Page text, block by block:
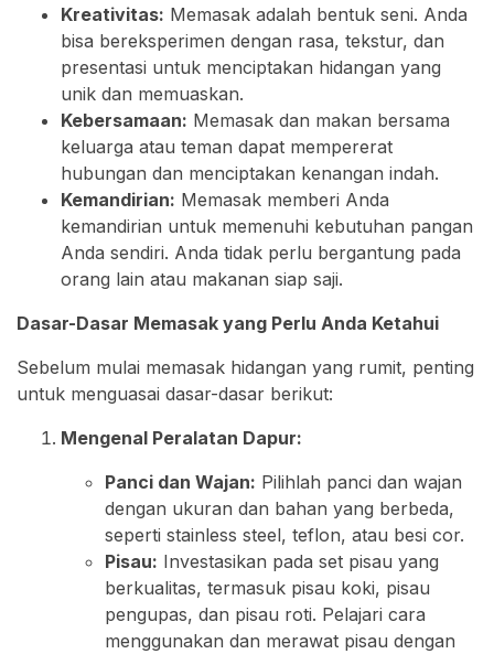
Kreativitas: Memasak adalah bentuk seni. Anda
bisa bereksperimen dengan rasa, tekstur, dan
presentasi untuk menciptakan hidangan yang
unik dan memuaskan.
Kebersamaan: Memasak dan makan bersama
keluarga atau teman dapat mempererat
hubungan dan menciptakan kenangan indah.
Kemandirian: Memasak memberi Anda
kemandirian untuk memenuhi kebutuhan pangan
Anda sendiri. Anda tidak perlu bergantung pada
orang lain atau makanan siap saji.
Dasar-Dasar Memasak yang Perlu Anda Ketahui
Sebelum mulai memasak hidangan yang rumit, penting
untuk menguasai dasar-dasar berikut:
Mengenal Peralatan Dapur:
Panci dan Wajan: Pilihlah panci dan wajan
dengan ukuran dan bahan yang berbeda,
seperti stainless steel, teflon, atau besi cor.
Pisau: Investasikan pada set pisau yang
berkualitas, termasuk pisau koki, pisau
pengupas, dan pisau roti. Pelajari cara
menggunakan dan merawat pisau dengan